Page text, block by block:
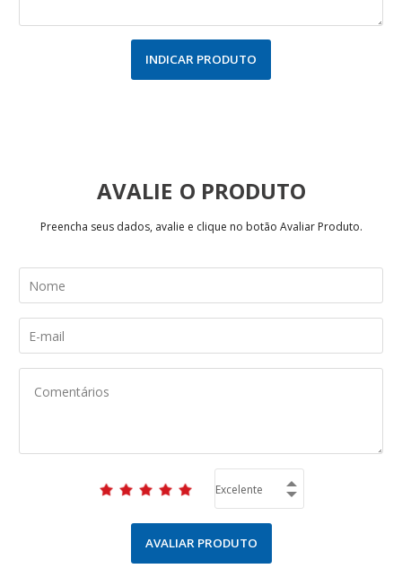
INDICAR PRODUTO
AVALIE
Preencha seus dados, avalie e clique no botão Avaliar Produto.
AVALIAR PRODUTO